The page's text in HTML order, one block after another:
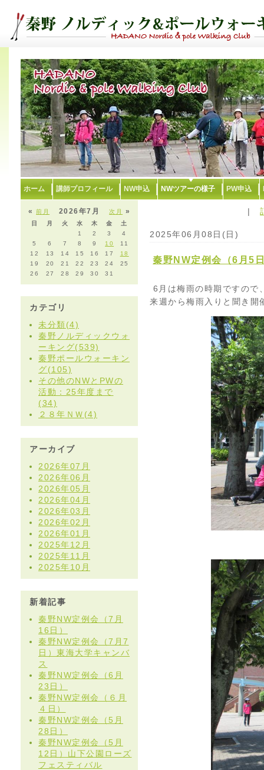
ホーム 講師プロフィール NW申込 NWツアーの様子 PW申込
«前月 次月 »
2026年7月
日 月 火 水 木 金
土
1
2 3
4
5
6 7 8 9 10
11
12
13 14 15 16 17
18
19
20 21 22 23 24
25
26
27 28 29 30 31
カテゴリ
未分類(4)
秦野ノルディックウォ
ーキング(539)
秦野ポールウォーキン
グ(105)
その他のNWとPWの
活動：25年度まで
(34)
２８年ＮＷ(4)
アーカイブ
2026年07月
2026年06月
2026年05月
2026年04月
2026年03月
2026年02月
2026年01月
2025年12月
2025年11月
2025年10月
新着記事
秦野NW定例会（7月
16日）
秦野NW定例会（7月7
日）東海大学キャンバ
ス
秦野NW定例会（6月
23日）
秦野NW定例会（６月
４日）
秦野NW定例会（5月
28日）
秦野NW定例会（5月
12日）山下公園ローズ
フェスティバル
|
2025年06月08日(日)
秦野NW定例会（6月5
6月は梅雨の時期ですので
来週から梅雨入りと聞き開